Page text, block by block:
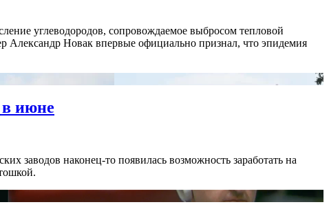
углеводородов, сопровождаемое выбросом тепловой
Александр Новак впервые официально признал, что эпидемия
в июне
заводов наконец-то появилась возможность заработать на